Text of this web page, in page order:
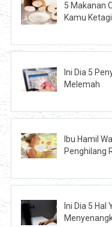
5 Makanan
Kamu
Ini Dia 5
Melemah
Ibu Hamil
Penghilang
Ini Dia 5